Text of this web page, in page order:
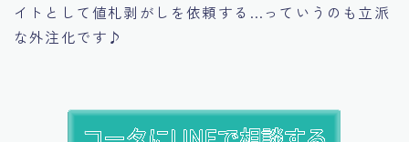
イトとして値札剥がしを依頼する…っていうのも立派
な外注化です♪